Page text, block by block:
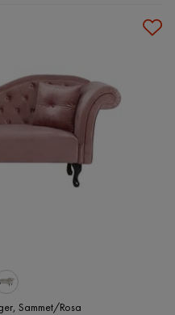
Sammet/Rosa